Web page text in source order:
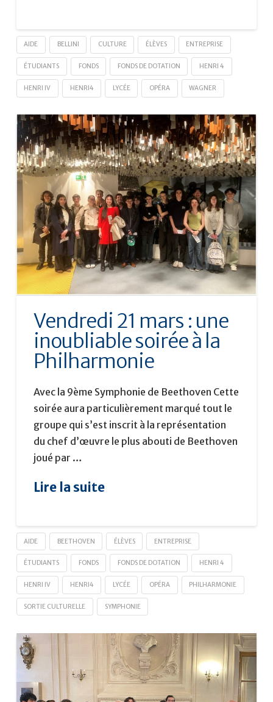
AIDE BELLINI CULTURE ÉLÈVES ENTREPRISE
ÉTUDIANTS FONDS FONDS DE DOTATION HENRI 4
HENRI IV HENRI4 LYCÉE OPÉRA WAGNER
Vendredi 21 mars : une
inoubliable soirée à la
Philharmonie
Avec la 9ème Symphonie de Beethoven Cette
soirée aura particulièrement marqué tout le
groupe qui s’est inscrit à la représentation
du chef d’œuvre le plus abouti de Beethoven
joué par …
Lire la suite
AIDE BEETHOVEN ÉLÈVES ENTREPRISE
ÉTUDIANTS FONDS FONDS DE DOTATION HENRI 4
HENRI IV HENRI4 LYCÉE OPÉRA PHILHARMONIE
SORTIE CULTURELLE SYMPHONIE